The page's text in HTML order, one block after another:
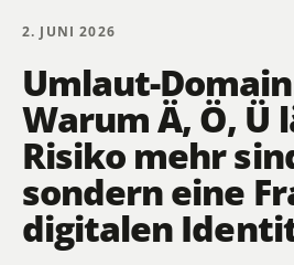
2. JUNI 2026
Umlaut-
Warum Ä, Ö, Ü
Risiko mehr
sondern eine
digitalen